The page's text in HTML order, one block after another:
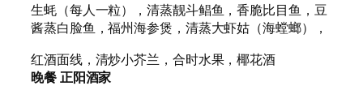
生蚝（每人一粒），清蒸靓斗鲳鱼，香脆比目鱼，豆
酱蒸白脸鱼，福州海参煲，清蒸大虾姑（海螳螂），
红酒面线，清炒小芥兰，合时水果，椰花酒
晚餐 正阳酒家